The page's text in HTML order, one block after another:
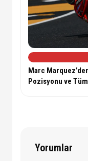
Marc
Pozisyonu ve Tüm
Yorumlar